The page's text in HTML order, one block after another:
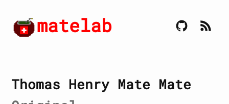
matelab
Thomas Henry Mate Mate